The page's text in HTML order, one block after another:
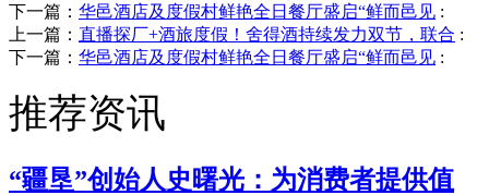
下一篇： 华邑酒店及度假村鲜艳全日餐厅盛启“鲜而邑见 :
上一篇： 直播探厂+酒旅度假！舍得酒持续发力双节，联合 :
下一篇： 华邑酒店及度假村鲜艳全日餐厅盛启“鲜而邑见 :
推荐资讯
“疆垦”创始人史曙光：为消费者提供值